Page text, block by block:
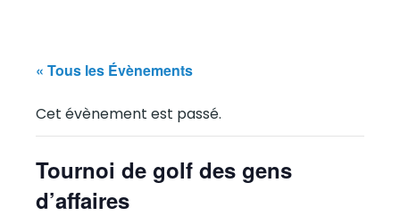
« Tous les Évènements
Cet évènement est passé.
Tournoi de golf des gens
d’affaires